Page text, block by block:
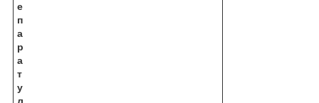
е
п
а
р
а
т
у